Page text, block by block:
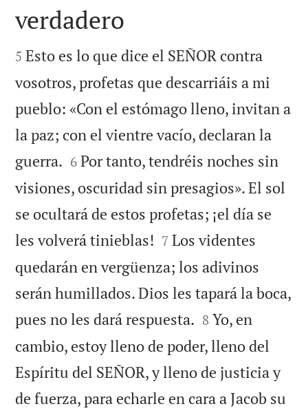

verdadero

5 Esto es lo que dice el SEÑOR contra
vosotros, profetas que descarriáis a mi
pueblo: «Con el estómago lleno, invitan a
la paz; con el vientre vacío, declaran la
guerra. 

6 Por tanto, tendréis noches sin
visiones, oscuridad sin presagios». El sol
se ocultará de estos profetas; ¡el día se
les volverá tinieblas! 

7 Los videntes
quedarán en vergüenza; los adivinos
serán humillados. Dios les tapará la boca,
pues no les dará respuesta. 

8 Yo, en
cambio, estoy lleno de poder, lleno del
Espíritu del SEÑOR, y lleno de justicia y
de fuerza, para echarle en cara a Jacob su